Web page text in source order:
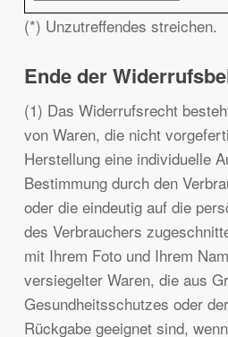
(*) Unzutreffendes streichen.
Ende der
(1) Das Widerrufsrecht
von Waren, die nicht
Herstellung eine individuelle
Bestimmung durch den
oder die eindeutig auf die
des Verbrauchers
mit Ihrem Foto und Ihrem
versiegelter Waren, die aus
Gesundheitsschutzes oder
Rückgabe geeignet sind,